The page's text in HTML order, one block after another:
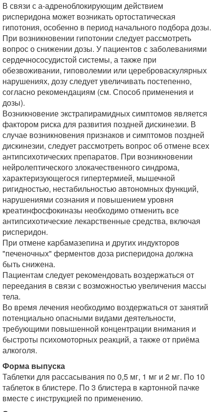
В связи с а-адреноблокирующим действием
рисперидона может возникать ортостатическая
гипотония, особенно в период начального подбора дозы.
При возникновении гипотонии следует рассмотреть
вопрос о снижении дозы. У пациентов с заболеваниями
сердечнососудистой системы, а также при
обезвоживании, гиповолемии или цереброваскулярных
нарушениях, дозу следует увеличивать постепенно,
согласно рекомендациям (см. Способ применения и
дозы).
Возникновение экстрапирамидных симптомов является
фактором риска для развития поздней дискинезии. В
случае возникновения признаков и симптомов поздней
дискинезии, следует рассмотреть вопрос об отмене всех
антипсихотических препаратов. При возникновении
нейролептического злокачественного синдрома,
характеризующегося гипертермией, мышечной
ригидностью, нестабильностью автономных функций,
нарушениями сознания и повышением уровня
креатинфосфокиназы необходимо отменить все
антипсихотические лекарственные средства, включая
рисперидон.
При отмене карбамазепина и других индукторов
"печеночных" ферментов доза рисперидона должна
быть снижена.
Пациентам следует рекомендовать воздержаться от
переедания в связи с возможностью увеличения массы
тела.
Во время лечения необходимо воздержаться от занятий
потенциально опасными видами деятельности,
требующими повышенной концентрации внимания и
быстроты психомоторных реакций, а также от приёма
алкоголя.
Форма выпуска
Таблетки для рассасывания по 0,5 мг, 1 мг и 2 мг. По 10
таблеток в блистере. По 3 блистера в картонной пачке
вместе с инструкцией по применению.